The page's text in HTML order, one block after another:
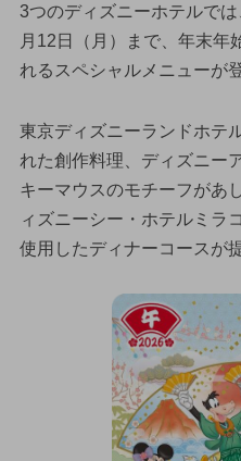
3つのディズニーホテルで
月12日（月）まで、年末年
れるスペシャルメニューが
東京ディズニーランドホテ
れた創作料理、ディズニー
キーマウスのモチーフがあ
ィズニーシー・ホテルミラ
使用したディナーコースが